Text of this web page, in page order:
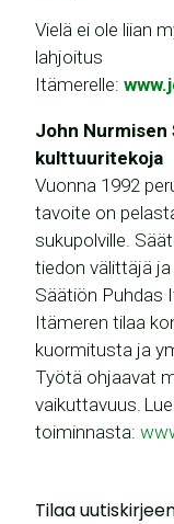
Vielä ei ole liian
lahjoitus
Itämerelle:
John Nurmisen
kulttuuritekoja
Vuonna 1992
tavoite on
sukupolville.
tiedon välittäjä
Säätiön Puhdas
Itämeren tilaa
kuormitusta ja
Työtä ohjaavat
vaikuttavuus.
toiminnasta:
Tilaa